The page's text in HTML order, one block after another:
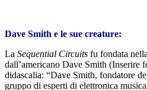
Dave Smith e le sue creature:
La Sequential Circuits fu fondata
dall’americano Dave Smith (Inserire
didascalia: “Dave Smith, fondatore
gruppo di esperti di elettronica